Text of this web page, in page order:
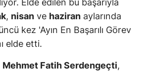
Elde edilen bu başarıyla
, nisan ve haziran aylarında
kez 'Ayın En Başarılı Görev
elde etti.
Mehmet Fatih Serdengeçti,